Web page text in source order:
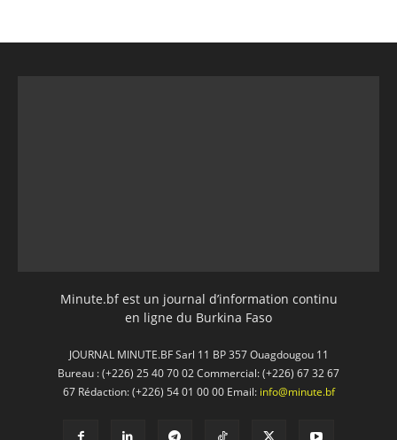
Minute.bf est un journal d’information continu
en ligne du Burkina Faso
JOURNAL MINUTE.BF Sarl 11 BP 357 Ouagdougou 11
Bureau : (+226) 25 40 70 02 Commercial: (+226) 67 32 67
67 Rédaction: (+226) 54 01 00 00 Email: info@minute.bf